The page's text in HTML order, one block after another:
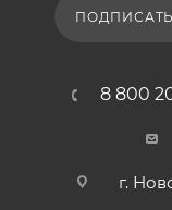
8 800
г.